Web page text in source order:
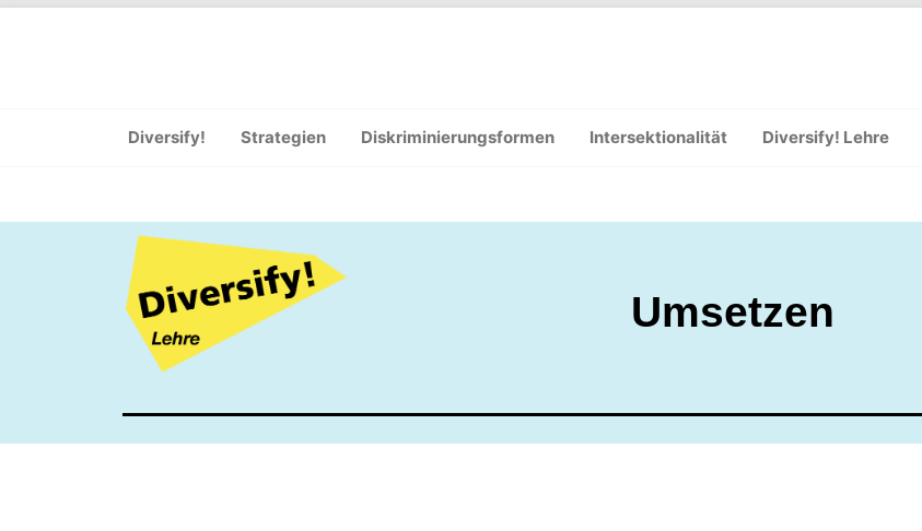
Diversify! Strategien Diskriminierungsformen Intersektionalität Diversify! Lehre
Umsetzen